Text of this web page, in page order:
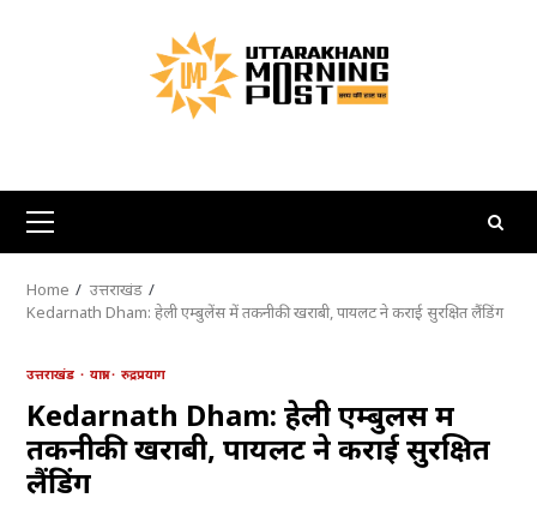
Primary
Menu
Home
उत्तराखंड
Kedarnath Dham: हेली एम्बुलेंस में तकनीकी खराबी, पायलट ने कराई सुरक्षित लैंडिंग
उत्तराखंड यात्रा रुद्रप्रयाग
Kedarnath Dham: हेली एम्बुलेंस में
तकनीकी खराबी, पायलट ने कराई सुरक्षित
लैंडिंग